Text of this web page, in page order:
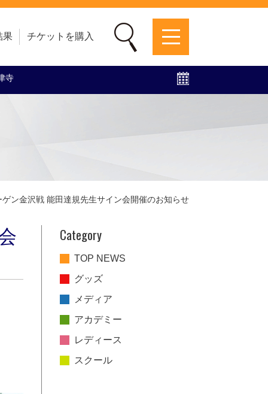
果 チケットを購入
寺
ン金沢戦 能田達規先生サイン会開催のお知らせ
Category
TOP NEWS
グッズ
メディア
アカデミー
レディース
スクール